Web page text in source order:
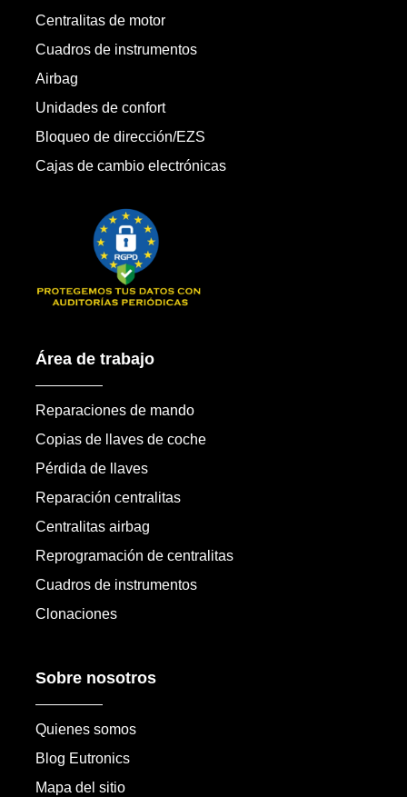
Centralitas de motor
Cuadros de instrumentos
Airbag
Unidades de confort
Bloqueo de dirección/EZS
Cajas de cambio electrónicas
Área de trabajo
Reparaciones de mando
Copias de llaves de coche
Pérdida de llaves
Reparación centralitas
Centralitas airbag
Reprogramación de centralitas
Cuadros de instrumentos
Clonaciones
Sobre nosotros
Quienes somos
Blog Eutronics
Mapa del sitio